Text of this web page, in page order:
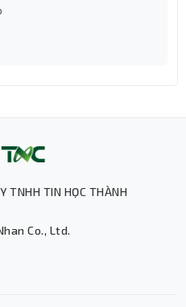
TIN HỌC THÀNH
Co., Ltd.